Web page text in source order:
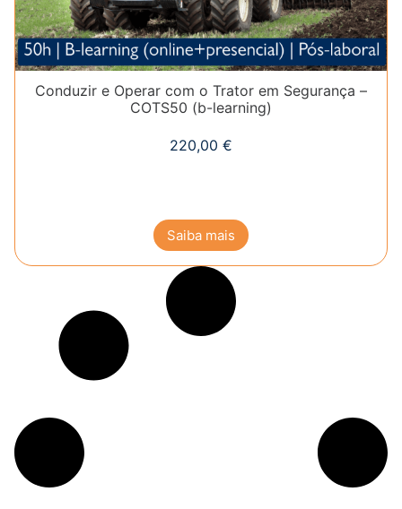
Conduzir e Operar com o Trator em Segurança –
COTS50 (b-learning)
220,00 €
Saiba mais